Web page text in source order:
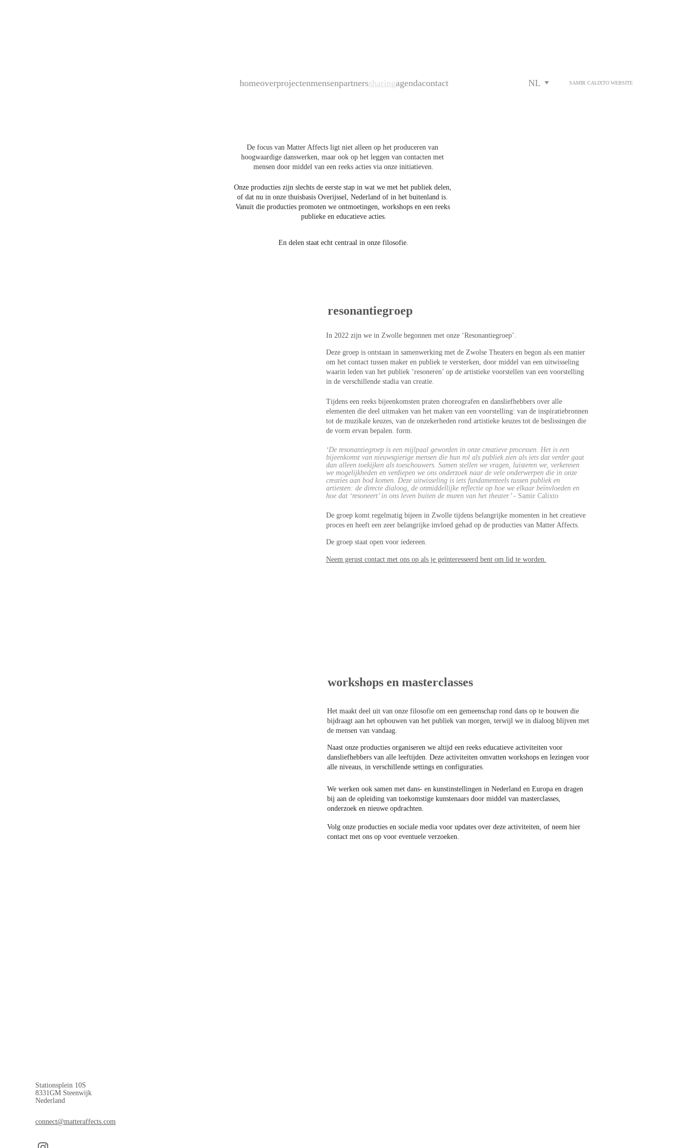
homeoverprojectenmensenpartnerssharingagendacontact NL SAMIR CALIXTO WEBSITE
De focus van Matter Affects ligt niet alleen op het produceren van
hoogwaardige danswerken, maar ook op het leggen van contacten met
mensen door middel van een reeks acties via onze initiatieven.
Onze producties zijn slechts de eerste stap in wat we met het publiek delen,
of dat nu in onze thuisbasis Overijssel, Nederland of in het buitenland is.
Vanuit die producties promoten we ontmoetingen, workshops en een reeks
publieke en educatieve acties.
En delen staat echt centraal in onze filosofie.
resonantiegroep
In 2022 zijn we in Zwolle begonnen met onze ‘Resonantiegroep’.
Deze groep is ontstaan in samenwerking met de Zwolse Theaters en begon als een manier
om het contact tussen maker en publiek te versterken, door middel van een uitwisseling
waarin leden van het publiek ‘resoneren’ op de artistieke voorstellen van een voorstelling
in de verschillende stadia van creatie.
Tijdens een reeks bijeenkomsten praten choreografen en dansliefhebbers over alle
elementen die deel uitmaken van het maken van een voorstelling: van de inspiratiebronnen
tot de muzikale keuzes, van de onzekerheden rond artistieke keuzes tot de beslissingen die
de vorm ervan bepalen. form.
‘De resonantiegroep is een mijlpaal geworden in onze creatieve processen. Het is een
bijeenkomst van nieuwsgierige mensen die hun rol als publiek zien als iets dat verder gaat
dan alleen toekijken als toeschouwers. Samen stellen we vragen, luisteren we, verkennen
we mogelijkheden en verdiepen we ons onderzoek naar de vele onderwerpen die in onze
creaties aan bod komen. Deze uitwisseling is iets fundamenteels tussen publiek en
artiesten: de directe dialoog, de onmiddellijke reflectie op hoe we elkaar beïnvloeden en
hoe dat ‘resoneert’ in ons leven buiten de muren van het theater.’ - Samir Calixto
De groep komt regelmatig bijeen in Zwolle tijdens belangrijke momenten in het creatieve
proces en heeft een zeer belangrijke invloed gehad op de producties van Matter Affects.
De groep staat open voor iedereen.
Neem gerust contact met ons op als je geïnteresseerd bent om lid te worden.
workshops en masterclasses
Het maakt deel uit van onze filosofie om een gemeenschap rond dans op te bouwen die
bijdraagt aan het opbouwen van het publiek van morgen, terwijl we in dialoog blijven met
de mensen van vandaag.
Naast onze producties organiseren we altijd een reeks educatieve activiteiten voor
dansliefhebbers van alle leeftijden. Deze activiteiten omvatten workshops en lezingen voor
alle niveaus, in verschillende settings en configuraties.
We werken ook samen met dans- en kunstinstellingen in Nederland en Europa en dragen
bij aan de opleiding van toekomstige kunstenaars door middel van masterclasses,
onderzoek en nieuwe opdrachten.
Volg onze producties en sociale media voor updates over deze activiteiten, of neem hier
contact met ons op voor eventuele verzoeken.
Stationsplein 10S
8331GM Steenwijk
Nederland
connect@matteraffects.com